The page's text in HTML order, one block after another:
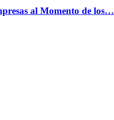
al Momento de los…